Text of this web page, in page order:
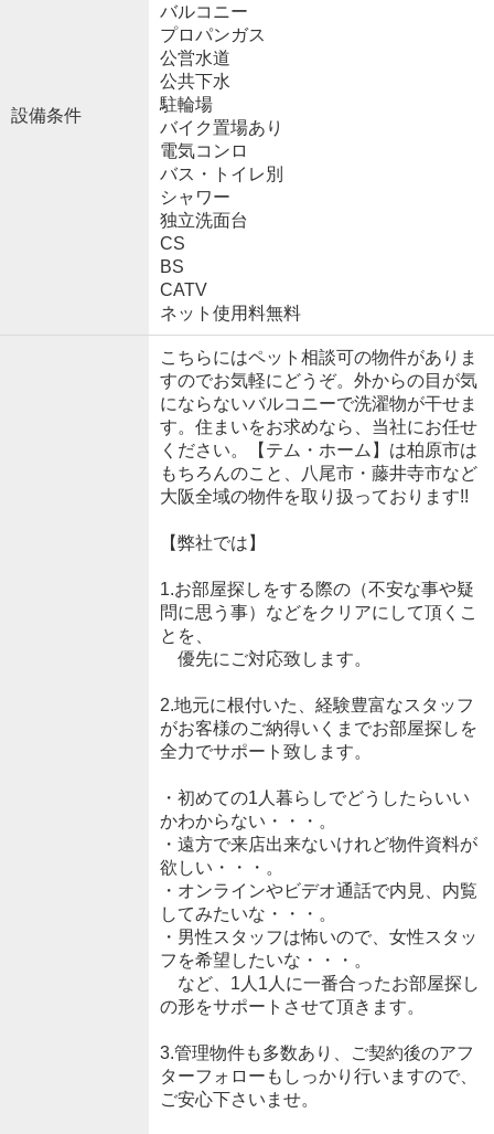
設備条件
バルコニー
プロパンガス
公営水道
公共下水
駐輪場
バイク置場あり
電気コンロ
バス・トイレ別
シャワー
独立洗面台
CS
BS
CATV
ネット使用料無料
こちらにはペット相談可の物件がありま
すのでお気軽にどうぞ。外からの目が気
にならないバルコニーで洗濯物が干せま
す。住まいをお求めなら、当社にお任せ
ください。【テム・ホーム】は柏原市は
もちろんのこと、八尾市・藤井寺市など
大阪全域の物件を取り扱っております!!
【弊社では】
1.お部屋探しをする際の（不安な事や疑
問に思う事）などをクリアにして頂くこ
とを、
優先にご対応致します。
2.地元に根付いた、経験豊富なスタッフ
がお客様のご納得いくまでお部屋探しを
全力でサポート致します。
・初めての1人暮らしでどうしたらいい
かわからない・・・。
・遠方で来店出来ないけれど物件資料が
欲しい・・・。
・オンラインやビデオ通話で内見、内覧
してみたいな・・・。
・男性スタッフは怖いので、女性スタッ
フを希望したいな・・・。
など、1人1人に一番合ったお部屋探し
の形をサポートさせて頂きます。
3.管理物件も多数あり、ご契約後のアフ
ターフォローもしっかり行いますので、
ご安心下さいませ。